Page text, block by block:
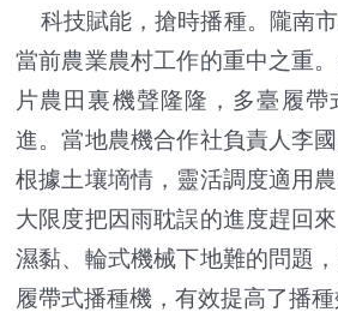
科技賦能，搶時播種。隴南
當前農業農村工作的重中之重
片農田裏機聲隆隆，多臺履帶
進。當地農機合作社負責人李
根據土壤墑情，靈活調度適用
大限度把因雨耽誤的進度趕回
濕黏、輪式機械下地難的問題
履帶式播種機，有效提高了播種